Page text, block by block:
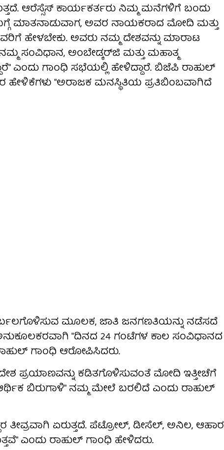
ಆರೆಸ್ಸೆಸ್ ಕಾರ್ಯಕರ್ತರು ನಿಮ್ಮ ಮನೆಗಳಿಗೆ ಬಂದು
ಮಾತನಾಡುವಾಗ, ಅವರ ನಾಯಕರಾದ ಮೋದಿ ಮತ್ತು
ಹೇಳಬೇಕು. ಅವರು ನಮ್ಮ ದೇಶವನ್ನು ಮಾರಾಟ
ಸಂವಿಧಾನ, ಅಂಬೇಡ್ಕರ್‌ಜಿ ಮತ್ತು ಮಹಾತ್ಮ
ಎಂದು ಗಾಂಧಿ ಸಭೆಯಲ್ಲಿ ಹೇಳಿದ್ದಾರೆ. ಬಿಜೆಪಿ ರಾಹುಲ್
ಹೇಳಿಕೆಗಳು "ಅರಾಜಕ ಮನಸ್ಥಿತಿಯ ಪ್ರತಿಬಿಂಬವಾಗಿದೆ
ಮೂಲಕ, ಜಾತಿ ಜನಗಣತಿಯನ್ನು ನಡೆಸದೆ
"ದಿನದ 24 ಗಂಟೆಗಳ ಕಾಲ ಸಂವಿಧಾನದ
ಗಾಂಧಿ ಆರೋಪಿಸಿದರು.
ಪ್ರಯಾಣವನ್ನು ಕಡಿತಗೊಳಿಸುವಂತೆ ಮೋದಿ ಇತ್ತೀಚೆಗೆ
ಬಿರುಗಾಳಿ" ನಮ್ಮ ಮೇಲೆ ಬರಲಿದೆ ಎಂದು ರಾಹುಲ್
ತೀವ್ರವಾಗಿ ಏರುತ್ತದೆ. ಪೆಟ್ರೋಲ್, ಡೀಸೆಲ್, ಅನಿಲ, ಆಹಾರ
ಎಂದು ರಾಹುಲ್ ಗಾಂಧಿ ಹೇಳಿದರು.